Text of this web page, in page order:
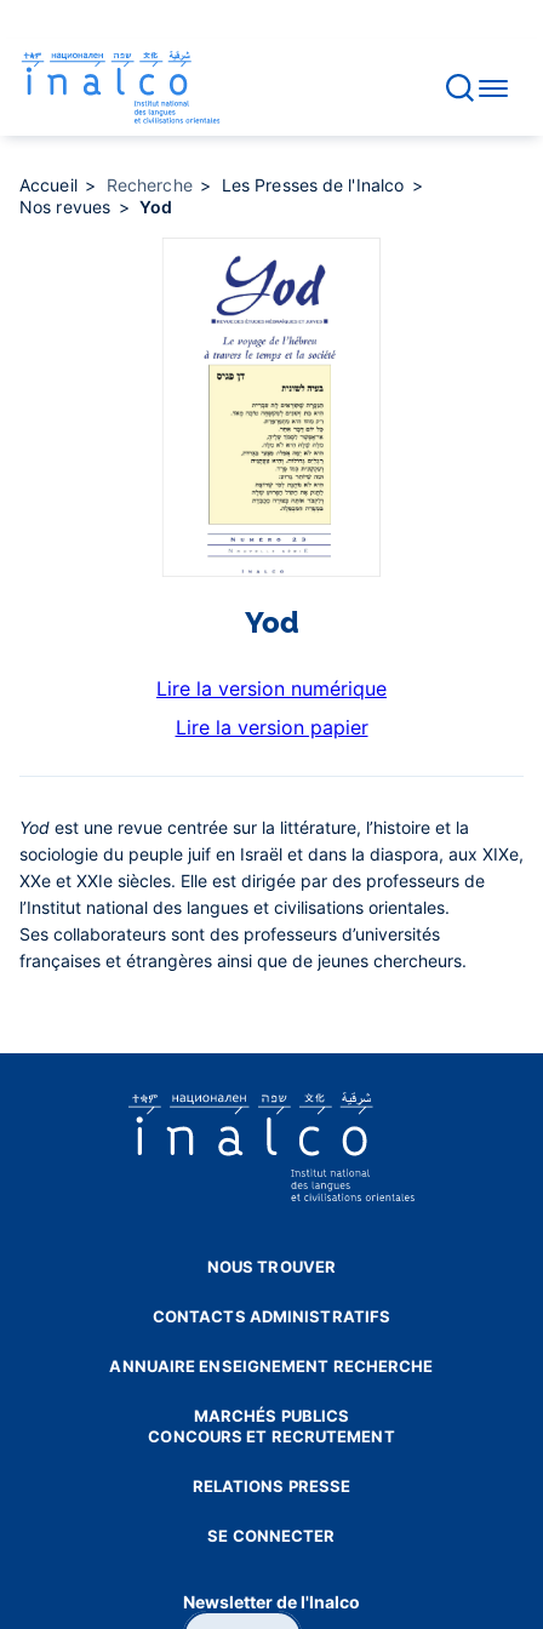
contenu
principal
Accueil Recherche
Les Presses de l'Inalco
Nos revues
Yod
Yod
Lire la version numérique
Lire la version papier
Contenu
central
Yod est une revue centrée sur la littérature, l’histoire et la
sociologie du peuple juif en Israël et dans la diaspora, aux XIXe,
XXe et XXIe siècles. Elle est dirigée par des professeurs de
l’Institut national des langues et civilisations orientales.
Ses collaborateurs sont des professeurs d’universités
françaises et étrangères ainsi que de jeunes chercheurs.
NOUS TROUVER
CONTACTS ADMINISTRATIFS
ANNUAIRE ENSEIGNEMENT RECHERCHE
MARCHÉS PUBLICS
CONCOURS ET RECRUTEMENT
RELATIONS PRESSE
SE CONNECTER
Newsletter de l'Inalco